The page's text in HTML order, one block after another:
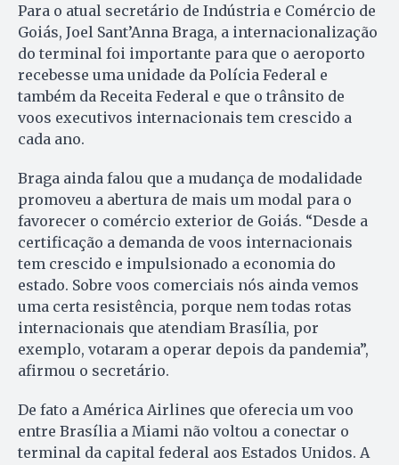
Para o atual secretário de Indústria e Comércio de
Goiás, Joel Sant’Anna Braga, a internacionalização
do terminal foi importante para que o aeroporto
recebesse uma unidade da Polícia Federal e
também da Receita Federal e que o trânsito de
voos executivos internacionais tem crescido a
cada ano.
Braga ainda falou que a mudança de modalidade
promoveu a abertura de mais um modal para o
favorecer o comércio exterior de Goiás. “Desde a
certificação a demanda de voos internacionais
tem crescido e impulsionado a economia do
estado. Sobre voos comerciais nós ainda vemos
uma certa resistência, porque nem todas rotas
internacionais que atendiam Brasília, por
exemplo, votaram a operar depois da pandemia”,
afirmou o secretário.
De fato a América Airlines que oferecia um voo
entre Brasília a Miami não voltou a conectar o
terminal da capital federal aos Estados Unidos. A